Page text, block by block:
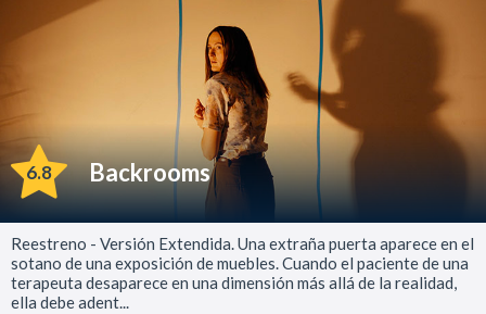
6.8 Backrooms
Reestreno - Versión Extendida. Una extraña puerta aparece en el
sotano de una exposición de muebles. Cuando el paciente de una
terapeuta desaparece en una dimensión más allá de la realidad,
ella debe adent...